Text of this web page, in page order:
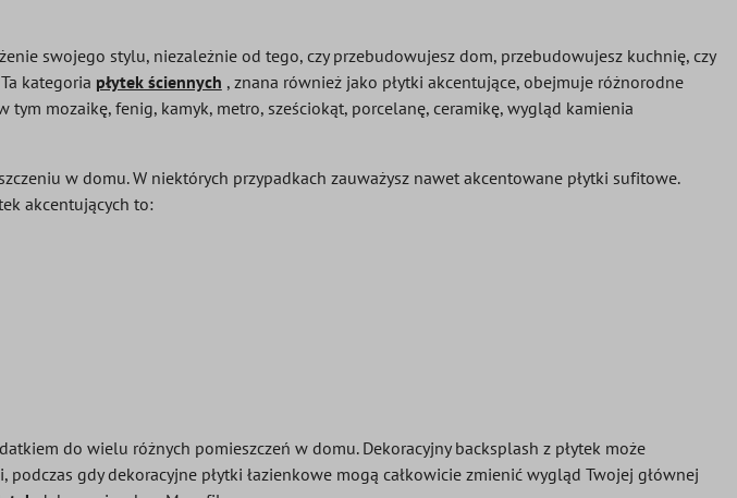
swojego stylu, niezależnie od tego, czy przebudowujesz dom, przebudowujesz kuchnię, czy
kategoria płytek ściennych , znana również jako płytki akcentujące, obejmuje różnorodne
tym mozaikę, fenig, kamyk, metro, sześciokąt, porcelanę, ceramikę, wygląd kamienia
w domu. W niektórych przypadkach zauważysz nawet akcentowane płytki sufitowe.
akcentujących to:
do wielu różnych pomieszczeń w domu. Dekoracyjny backsplash z płytek może
gdy dekoracyjne płytki łazienkowe mogą całkowicie zmienić wygląd Twojej głównej